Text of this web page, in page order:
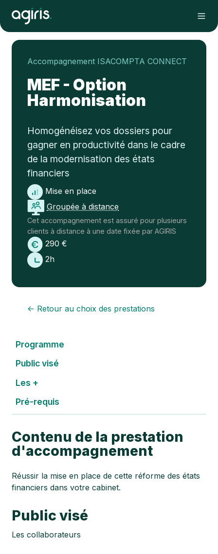
Accompagnement ISACOMPTA CONNECT
MEF - Option
Harmonisation
Homogénéisez vos dossiers pour
gagner en productivité dans le cadre
de la modernisation des états
financiers
Mise en place
Groupée à distance
Cet accompagnement est assuré pour plusieurs
clients à distance à une date fixée par AGIRIS
290 €
2h
← Retour au choix des prestations
Programme
Public visé
Les +
Pré-requis
Contenu de la prestation
d'accompagnement
Réussir la mise en place de cette réforme des états
financiers dans votre cabinet.
Public visé
Les collaborateurs